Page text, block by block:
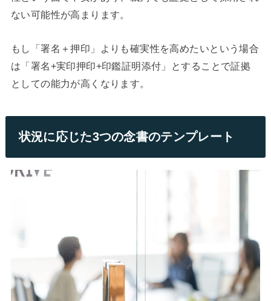
ない可能性が高まります。
もし「署名＋押印」よりも確実性を高めたいという場合
は「署名+実印押印+印鑑証明添付」とすることで証拠
としての能力が高くなります。
状況に応じた3つの念書のテンプレート